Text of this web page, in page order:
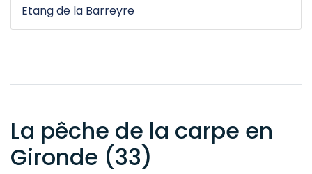
Etang de la Barreyre
La pêche de la carpe en
Gironde (33)